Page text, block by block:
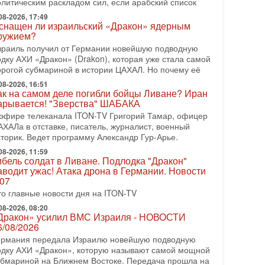
2026, 08:42
отменил удар по Ирану - НОВОСТИ
08/2026
США Дональд Трамп сегодня заявил об
подготовленного удара по Ирану после
Тегерана и других стран региона. По его
2026, 17:50
голос» Израиля: кто заберет его на этот
русскоязычных репатриантов не раз кардинально
политический ландшафт Израиля. Достаточно
взлет партии «Исраэль ба-алия», когда
2026, 17:00
закрытых дверей: о чём на самом деле
Трамп и Нетаньяху?
визит премьер-министра Израиля Биньямина
в США и его встреча с Дональдом Трампом
больше вопросов, чем ответов. Полная
07-2026, 15:18
готовит покушение на Нетаниягу! Трамп не
эскалации, но КСИР готовит взрыв!
телеканала ITON-TV СЕРГЕЙ МИГДАЛЬ,
2026, 17:49
ли израильский «Дракон» ядерным
получил от Германии новейшую подводную
АХИ «Дракон» (Drakon), которая уже стала самой
субмариной в истории ЦАХАЛ. Но почему её
2026, 16:51
на самом деле погибли бойцы Ливане? Иран
"Зверства" ШАБАКА
телеканала ITON-TV Григорий Тамар, офицер
в отставке, писатель, журналист, военный
Ведет программу Александр Гур-Арье.
2026, 11:59
солдат в Ливане. Подлодка "Дракон"
ужас! Атака дрона в Германии. Новости
главные новости дня на ITON-TV
2026, 08:20
усилил ВМС Израиля - НОВОСТИ
08/2026
передала Израилю новейшую подводную
АХИ «Дракон», которую называют самой мощной
на Ближнем Востоке. Передача прошла на